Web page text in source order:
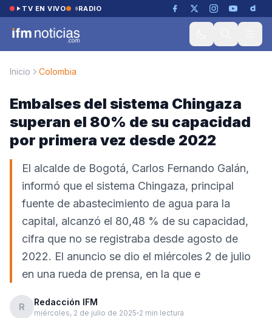
Saltar al contenido
TV EN VIVO RADIO
Inicio Colombia
Embalses del sistema Chingaza
superan el 80% de su capacidad
por primera vez desde 2022
El alcalde de Bogotá, Carlos Fernando Galán,
informó que el sistema Chingaza, principal
fuente de abastecimiento de agua para la
capital, alcanzó el 80,48 % de su capacidad,
cifra que no se registraba desde agosto de
2022. El anuncio se dio el miércoles 2 de julio
en una rueda de prensa, en la que e
R Redacción IFM
miércoles, 2 de julio de 2025 2 min lectura